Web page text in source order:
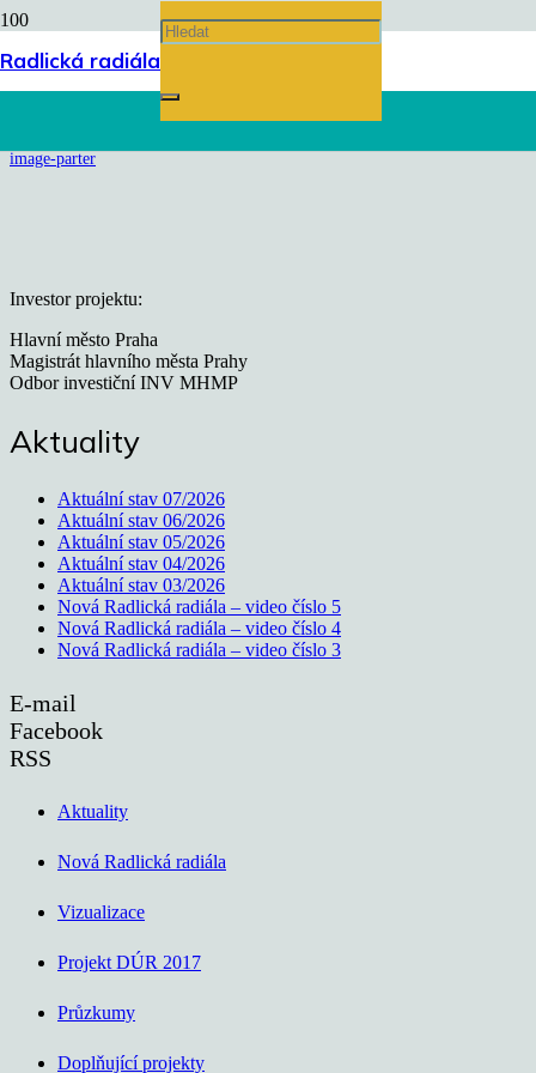
Radlická radiála
image-parter
image-parter
Investor projektu:
Hlavní město Praha
Magistrát hlavního města Prahy
Odbor investiční INV MHMP
Aktuality
Aktuální stav 07/2026
Aktuální stav 06/2026
Aktuální stav 05/2026
Aktuální stav 04/2026
Aktuální stav 03/2026
Nová Radlická radiála – video číslo 5
Nová Radlická radiála – video číslo 4
Nová Radlická radiála – video číslo 3
E-mail
Facebook
RSS
Aktuality
Nová Radlická radiála
Vizualizace
Projekt DÚR 2017
Průzkumy
Doplňující projekty